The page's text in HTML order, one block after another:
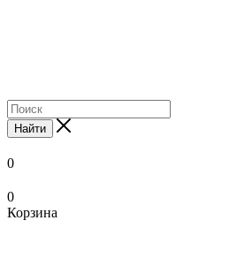
Найти
0
0
Корзина